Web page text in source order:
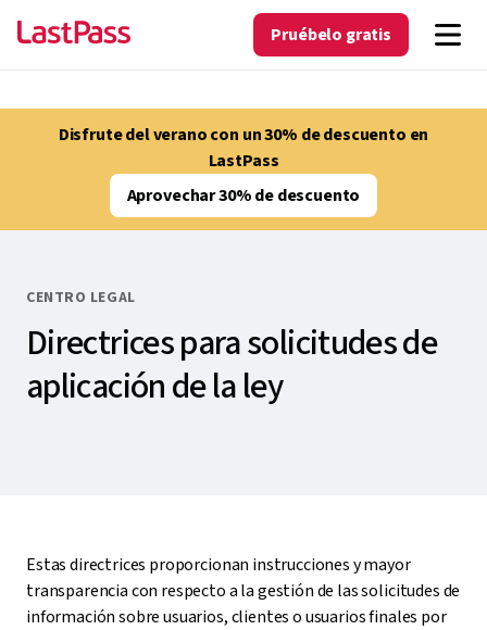
Pruébelo gratis
Disfrute del verano con un 30% de descuento en
LastPass
Aprovechar 30% de descuento
CENTRO LEGAL
Directrices para solicitudes de
aplicación de la ley
Estas directrices proporcionan instrucciones y mayor
transparencia con respecto a la gestión de las solicitudes de
información sobre usuarios, clientes o usuarios finales por